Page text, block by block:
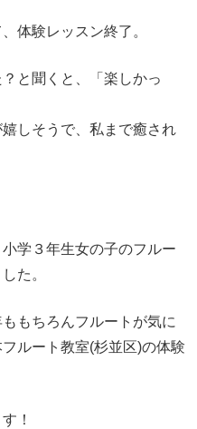
体験レッスン終了。
と聞くと、「楽しかっ
しそうで、私まで癒され
学３年生女の子のフルー
た。
もちろんフルートが気に
ルート教室(杉並区)の体験
！